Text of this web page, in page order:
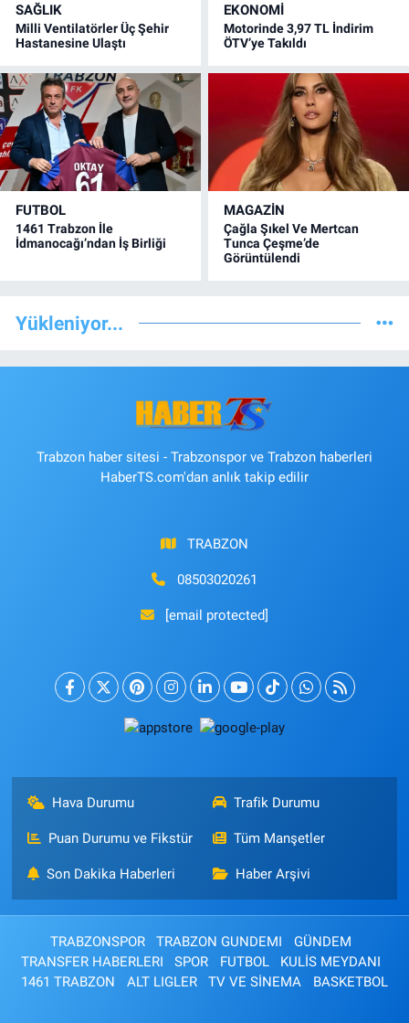
SAĞLIK
Milli Ventilatörler Üç Şehir
Hastanesine Ulaştı
EKONOMİ
Motorinde 3,97 TL İndirim
ÖTV’ye Takıldı
FUTBOL
1461 Trabzon İle
İdmanocağı’ndan İş Birliği
MAGAZİN
Çağla Şıkel Ve Mertcan
Tunca Çeşme’de
Görüntülendi
Yükleniyor...
Trabzon haber sitesi - Trabzonspor ve Trabzon haberleri
HaberTS.com'dan anlık takip edilir
TRABZON
08503020261
[email protected]
Hava Durumu Trafik Durumu
Puan Durumu ve Fikstür Tüm Manşetler
Son Dakika Haberleri Haber Arşivi
TRABZONSPOR TRABZON GUNDEMI
GÜNDEM
TRANSFER HABERLERI
SPOR FUTBOL
KULİS MEYDANI
1461 TRABZON
ALT LIGLER TV VE SİNEMA BASKETBOL